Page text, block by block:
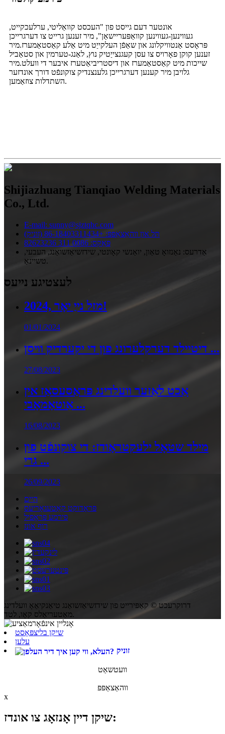
אונטער דעם גייסט פון "העכסט קוואַליטי, ערלעכקייט,
געווינען-געווינען קוואַפּעריישאַן", מיר זענען גרייט צו דערגרייכן
פּראָסט אַנטוויקלונג און שאַפֿן העלקייַט מיט אַלע קאַסטאַמערז.מיר
זענען קוקן פאָרויס צו עסן קעגנצייַטיק נוץ, לאַנג-טערמין און סטאַביל
שייכות מיט קאַסטאַמערז און דיסטריביאַטערז איבער די וועלט.מיר
גלויבן מיר קענען דערגרייכן גלענצנדיק צוקונפֿט דורך אונדזער
השתדלות צוזאַמען.
Shijiazhuang Tianqiao Welding Materials
Co., Ltd.
E-mail: sunny@sjztqhc.com
תּל און ווהאַצאַפּפּ: +86-18403311434 (זוניק)
פאַקס: 0086 311 82623236
אַדרעס: נאַנזואָ טאַון, יואַנשי קאָונטי, שידזשיאַזשואַנג, העבעי,
טשיינאַ.
לעצטיגע נייעס
2024, מזל נייַ יאָר!
01/01/2024
דיטיילד דערקלערונג פון די יקערדיק וויסן ...
27/08/2023
אַכט לאַזער וועלדינג פּראַסעסאַז אין
אַוטאָמאָבי ...
16/08/2023
מילד שטאָל ילעקטראָודז: די צוקונפֿט פון
גרי ...
26/09/2023
היים
פּראָדוקט קאַטעגאָריעס
פירמע פּראָפיל
רוף אונז
דרוקרעכט © קאַפּירייט פון שידזשיאַזשואַנג טיאַנקיאַאָ וועלדינג
מאַטעריאַלס קאָו, לטד.
שיקן בליצפּאָסט
עלען
זוניק
וועטשאַט
ווהאַצאַפּפּ
x
שיקן דיין אָנזאָג צו אונדז: